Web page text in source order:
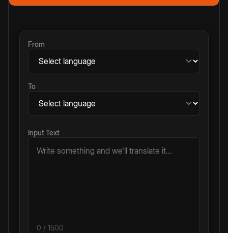
From
To
Input Text
0 / 1500